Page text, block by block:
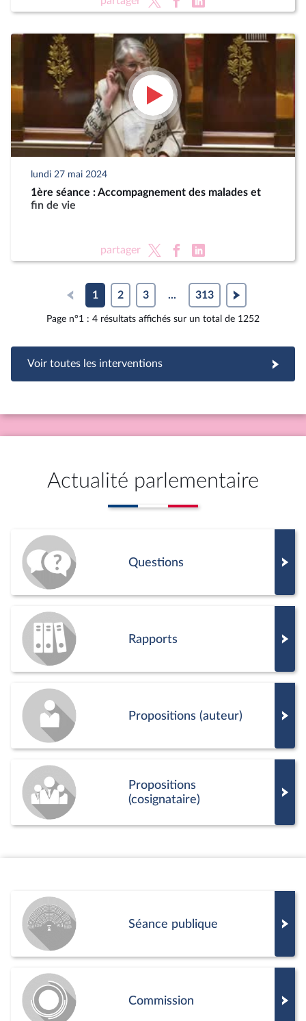
lundi 27 mai 2024
1ère séance : Accompagnement des malades et
fin de vie
partager
1 2 3 ... 313
Page n°1 : 4 résultats affichés sur un total de 1252
Voir toutes les interventions
Actualité parlementaire
Questions
Rapports
Propositions (auteur)
Propositions
(cosignataire)
Séance publique
Commission